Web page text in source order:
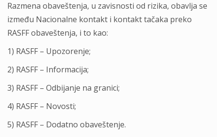
Razmena obaveštenja, u zavisnosti od rizika, obavlja se
između Nacionalne kontakt i kontakt tačaka preko
RASFF obaveštenja, i to kao:
1) RASFF – Upozorenje;
2) RASFF – Informacija;
3) RASFF – Odbijanje na granici;
4) RASFF – Novosti;
5) RASFF – Dodatno obaveštenje.